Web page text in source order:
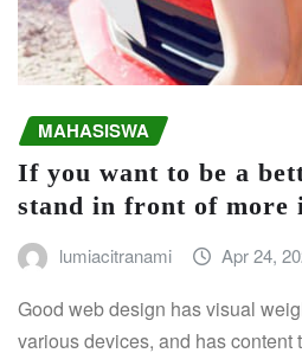
MAHASISWA
If you want to be a
stand in front of more
lumiacitranami Apr 24,
Good web design has visual
various devices, and has content